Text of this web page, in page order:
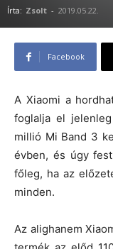
Írta: Zsolt - 2019.05.22.
Facebook
A Xiaomi a
foglalja el
millió Mi Band 3
évben, és úgy
főleg, ha az
minden.
Az alighanem